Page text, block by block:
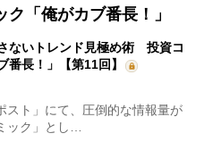
「俺がカブ番長！」
ないトレンド見極め術 投資コ
番長！」【第11回】
ト」にて、圧倒的な情報量が
ック」とし…